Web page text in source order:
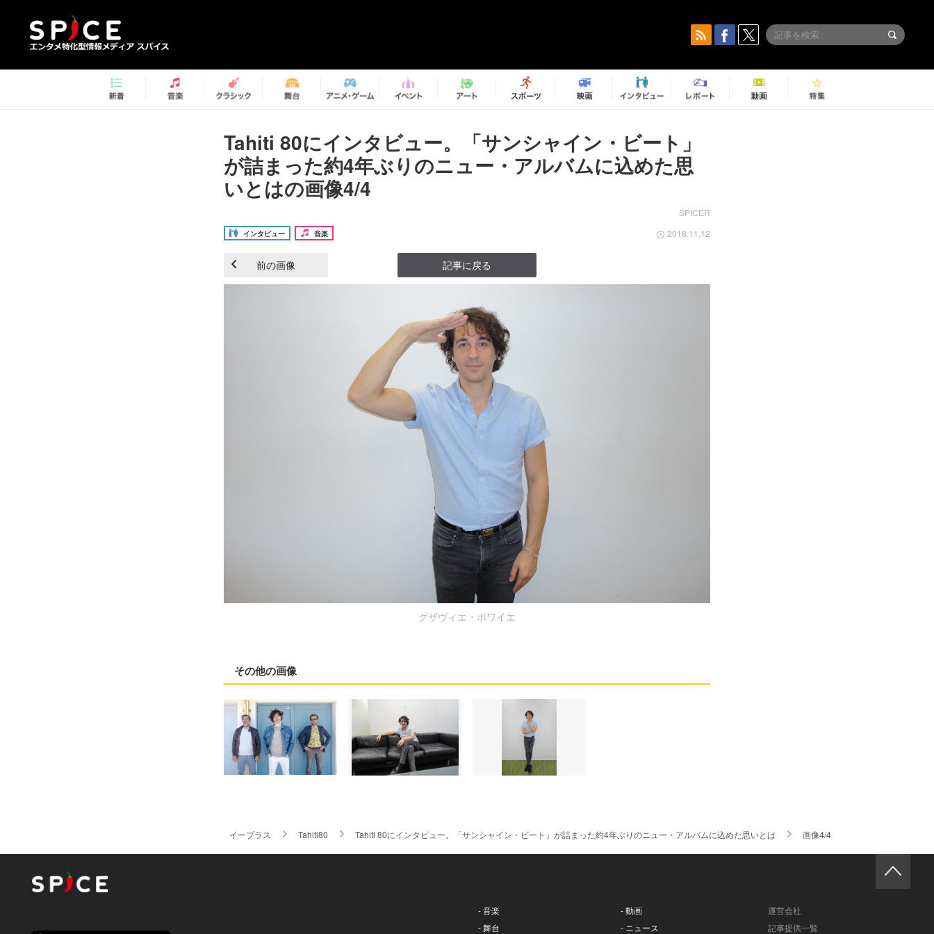
Tahiti 80にインタビュー。「サンシャイン・ビート」
が詰まった約4年ぶりのニュー・アルバムに込めた思
いとはの画像4/4
SPICER
インタビュー 音楽 2018.11.12
前の画像 記事に戻る
グザヴィエ・ボワイエ
その他の画像
イープラス Tahiti80 Tahiti 80にインタビュー。「サンシャイン・ビート」が詰まった約4年ぶりのニュー・アルバムに込めた思いとは 画像4/4
- 音楽
- 舞台
- 動画
- ニュース
運営会社
記事提供一覧